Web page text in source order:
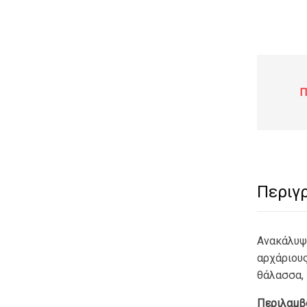
θάλασσα,